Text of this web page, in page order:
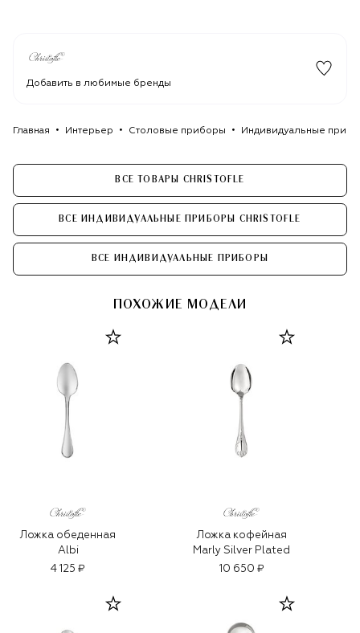
Добавить в любимые бренды
Главная Интерьер Столовые приборы Индивидуальные
ВСЕ ТОВАРЫ CHRISTOFLE
ВСЕ ИНДИВИДУАЛЬНЫЕ ПРИБОРЫ CHRISTOFLE
ВСЕ ИНДИВИДУАЛЬНЫЕ ПРИБОРЫ
ПОХОЖИЕ МОДЕЛИ
Ложка обеденная
Albi
4 125 ₽
Ложка кофейная
Marly Silver Plated
10 650 ₽